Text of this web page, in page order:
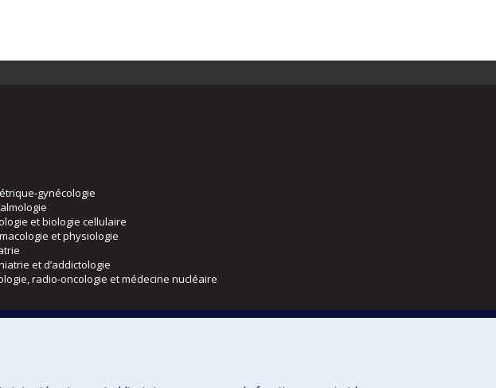
gynécologie
et biologie cellulaire
et physiologie
et d’addictologie
radio-oncologie et médecine nucléaire